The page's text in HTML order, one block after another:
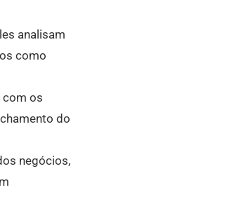
analisam
como
com os
do
negócios,